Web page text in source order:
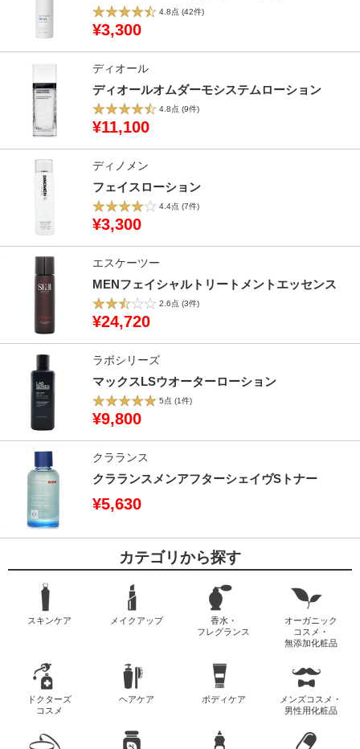
4.8点 (42件)
¥3,300
ディオール
ディオールオムダーモシステムローション
4.8点 (9件)
¥11,100
ディノメン
フェイスローション
4.4点 (7件)
¥3,300
エスケーツー
MENフェイシャルトリートメントエッセンス
2.6点 (3件)
¥24,720
ラボシリーズ
マックスLSウオーターローション
5点 (1件)
¥9,800
クラランス
クラランスメンアフターシェイヴSトナー
¥5,630
カテゴリから探す
スキンケア メイクアップ
香水・
フレグランス
オーガニック
コスメ・
無添加化粧品
ドクターズ
コスメ
ヘアケア ボディケア
メンズコスメ・
男性用化粧品